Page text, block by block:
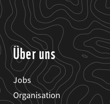
Über uns
Jobs
Organisation